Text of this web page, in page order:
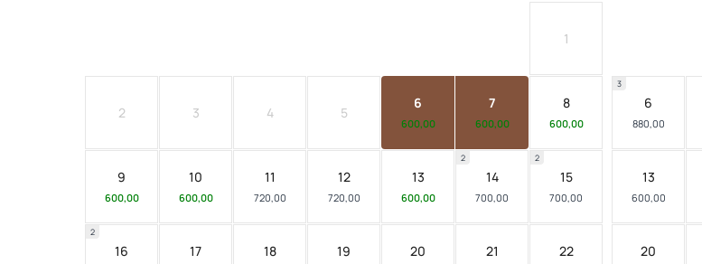
1
2 3 4 5
6
600,00
7
600,00
8
600,00
9
600,00
10
600,00
11
720,00
12
720,00
13
600,00
14
700,00
2
15
700,00
2
16
2
17 18 19 20 21 22
6
880,00
3
13
600,00
20